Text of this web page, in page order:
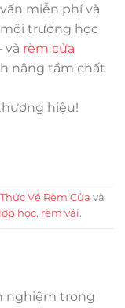
miễn phí và
trường học
và rèm cửa
nâng tầm chất
hiệu!
Về Rèm Cửa và
học, rèm vải.
nghiệm trong